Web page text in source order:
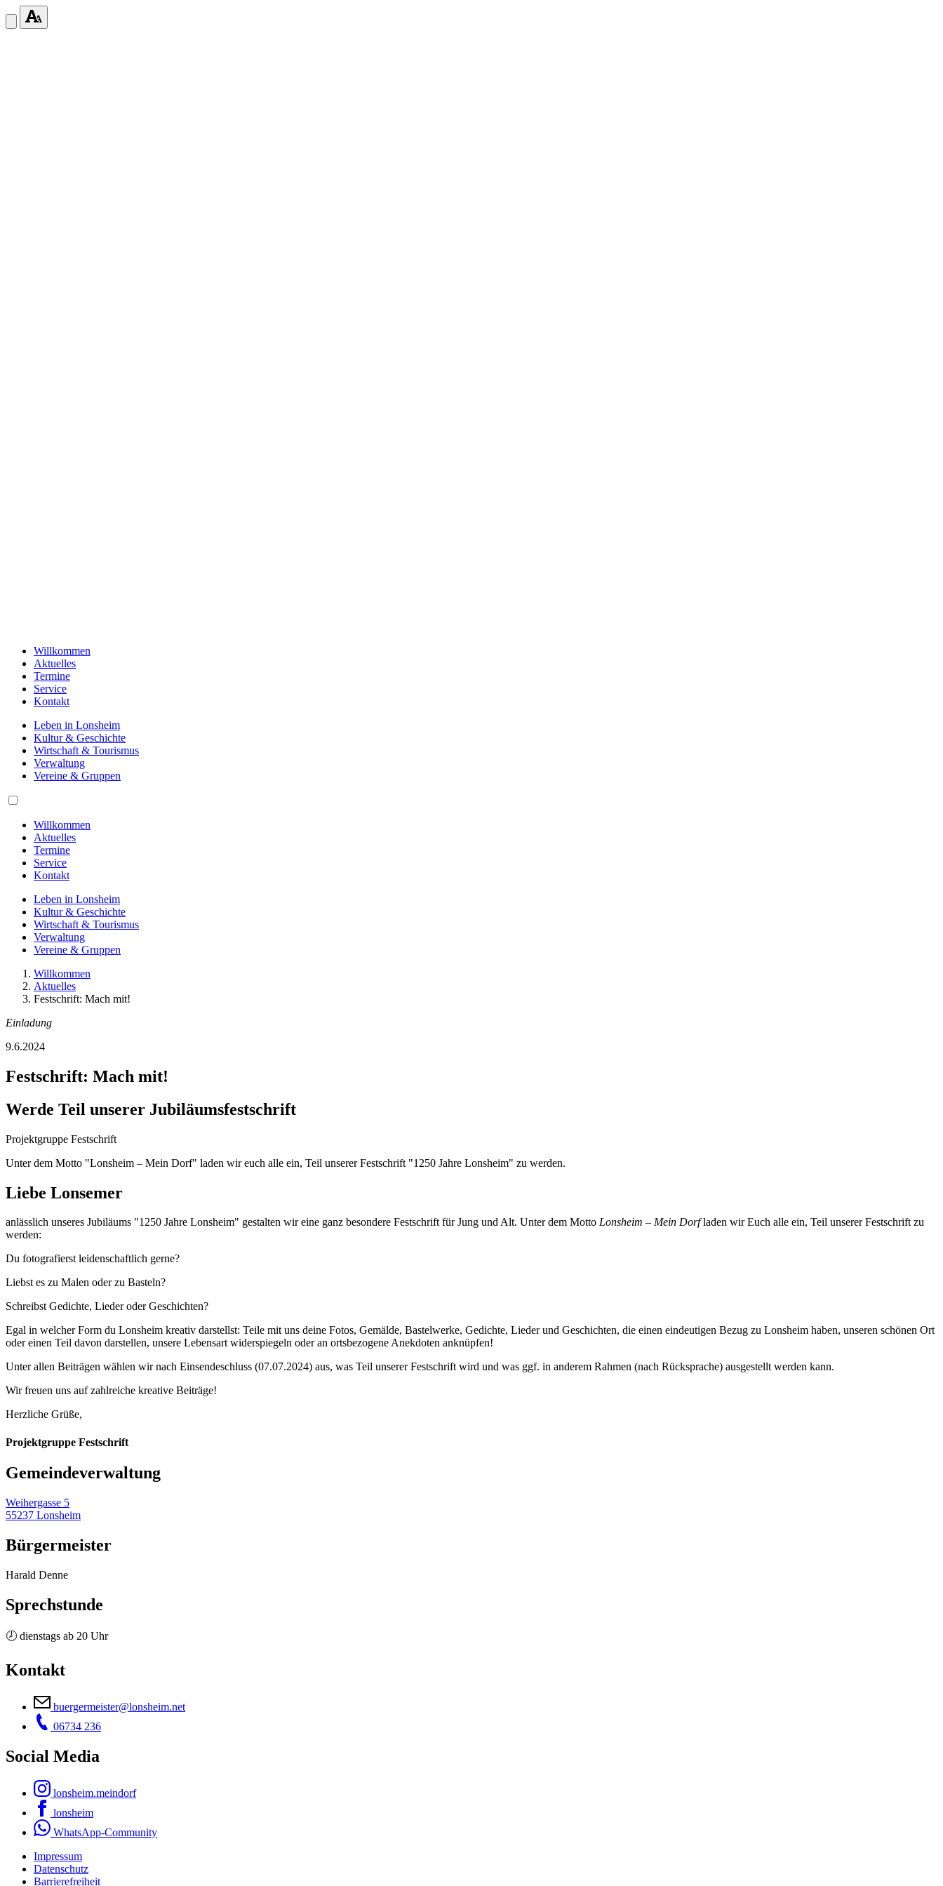
Willkommen
Aktuelles
Termine
Service
Kontakt
Leben in Lonsheim
Kultur & Geschichte
Wirtschaft & Tourismus
Verwaltung
Vereine & Gruppen
Willkommen
Aktuelles
Termine
Service
Kontakt
Leben in Lonsheim
Kultur & Geschichte
Wirtschaft & Tourismus
Verwaltung
Vereine & Gruppen
Willkommen
Aktuelles
Festschrift: Mach mit!
Einladung
9.6.2024
Festschrift: Mach mit!
Werde Teil unserer Jubiläumsfestschrift
Projektgruppe Festschrift
Unter dem Motto "Lonsheim – Mein Dorf" laden wir euch alle ein, Teil unserer Festschrift "1250 Jahre Lonsheim" zu werden.
Liebe Lonsemer
anlässlich unseres Jubiläums "1250 Jahre Lonsheim" gestalten wir eine ganz besondere Festschrift für Jung und Alt. Unter dem Motto Lonsheim – Mein Dorfladen wir Euch alle ein, Teil unserer Festschrift zu
werden:
Du fotografierst leidenschaftlich gerne?
Liebst es zu Malen oder zu Basteln?
Schreibst Gedichte, Lieder oder Geschichten?
Egal in welcher Form du Lonsheim kreativ darstellst: Teile mit uns deine Fotos, Gemälde, Bastelwerke, Gedichte, Lieder und Geschichten, die einen eindeutigen Bezug zu Lonsheim haben, unseren schönen Ort
oder einen Teil davon darstellen, unsere Lebensart widerspiegeln oder an ortsbezogene Anekdoten anknüpfen!
Unter allen Beiträgen wählen wir nach Einsendeschluss (07.07.2024) aus, was Teil unserer Festschrift wird und was ggf. in anderem Rahmen (nach Rücksprache) ausgestellt werden kann.
Wir freuen uns auf zahlreiche kreative Beiträge!
Herzliche Grüße,
Projektgruppe Festschrift
Gemeinde­verwaltung
Weihergasse 5
55237 Lonsheim
Bürgermeister
Harald Denne
Sprechstunde
🕗 dienstags ab 20 Uhr
Kontakt
buergermeister@lonsheim.net
06734 236
Social Media
lonsheim.meindorf
lonsheim
WhatsApp-Community
Impressum
Datenschutz
Barrierefreiheit